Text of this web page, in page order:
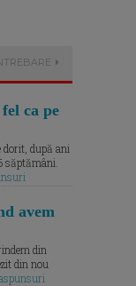
ca pe
după ani
săptămâni.
avem
din
din nou